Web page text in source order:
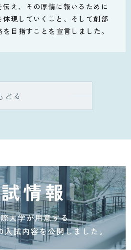
え、その厚情に報いるために
体現していくこと、そして創部
目指すことを宣言しました。
どる